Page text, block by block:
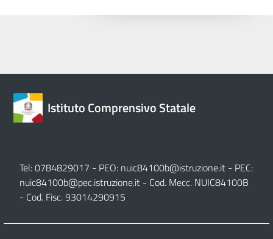
Istituto Comprensivo Statale
Tel: 0784829017 - PEO: nuic84100b@istruzione.it - PEC:
nuic84100b@pec.istruzione.it - Cod. Mecc. NUIC84100B
- Cod. Fisc. 93014290915